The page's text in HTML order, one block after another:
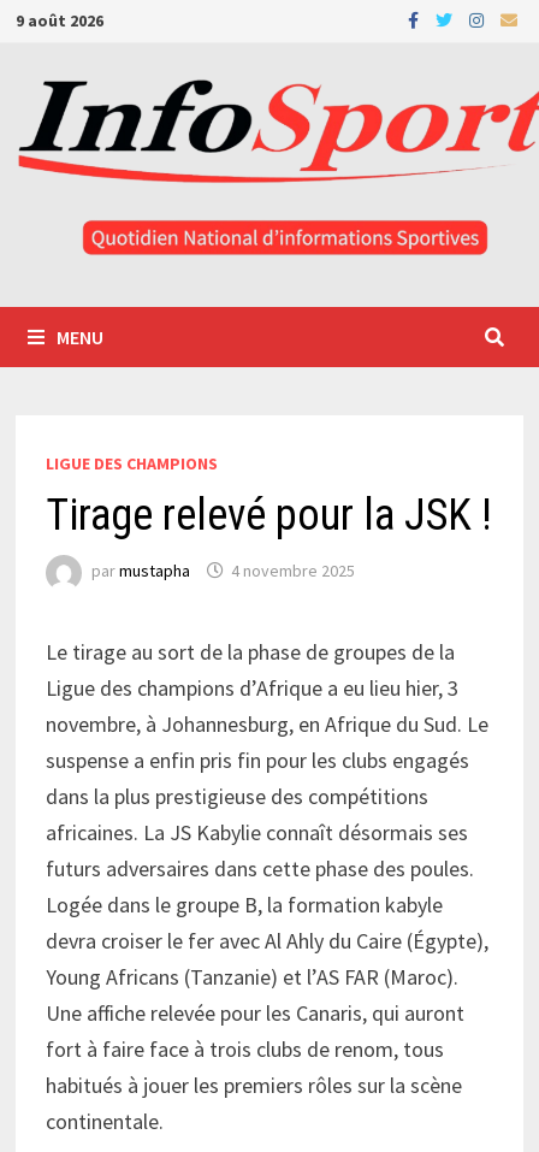
Passer
contenu
9 août 2026
MENU
LIGUE DES CHAMPIONS
Tirage relevé pour la JSK !
parmustapha 4 novembre 2025
Le tirage au sort de la phase de groupes de la
Ligue des champions d’Afrique a eu lieu hier, 3
novembre, à Johannesburg, en Afrique du Sud. Le
suspense a enfin pris fin pour les clubs engagés
dans la plus prestigieuse des compétitions
africaines. La JS Kabylie connaît désormais ses
futurs adversaires dans cette phase des poules.
Logée dans le groupe B, la formation kabyle
devra croiser le fer avec Al Ahly du Caire (Égypte),
Young Africans (Tanzanie) et l’AS FAR (Maroc).
Une affiche relevée pour les Canaris, qui auront
fort à faire face à trois clubs de renom, tous
habitués à jouer les premiers rôles sur la scène
continentale.